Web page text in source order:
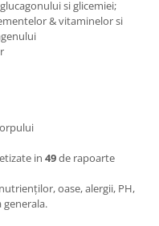
si glicemiei;
& vitaminelor si
in 49de rapoarte
oase, alergii, PH,
generala.